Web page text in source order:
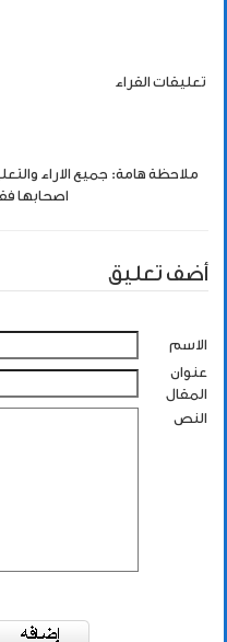
تعليقات القراء
ملاحظة هامة: جميع الاراء
اصحابها
أضف تعليق
الاسم
عنوان
المقال
النص